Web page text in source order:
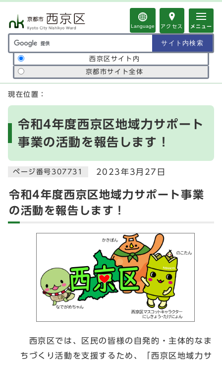
Language アクセス メニュー
サイト内検索の範囲
西京区サイト内
京都市サイト全体
ここから本文です
現在位置：
令和4年度西京区地域力サポート
事業の活動を報告します！
ページ番号307731 2023年3月27日
令和4年度西京区地域力サポート事業
の活動を報告します！
西京区では、区民の皆様の自発的・主体的なま
ちづくり活動を支援するため、「西京区地域力サ